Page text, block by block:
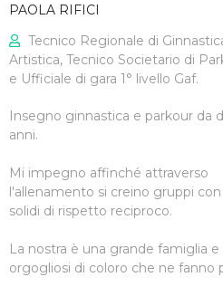
PAOLA RIFICI
Tecnico Regionale di
Artistica, Tecnico Societario di
e Ufficiale di gara 1° livello Gaf.
Insegno ginnastica e parkour da
anni.
Mi impegno affinché attraverso
l'allenamento si creino gruppi con
solidi di rispetto reciproco.
La nostra è una grande famiglia e
orgogliosi di coloro che ne fanno